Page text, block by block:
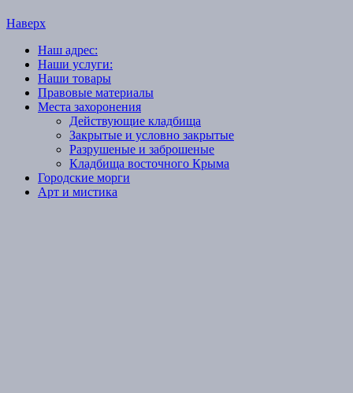
Наверх
Наш адрес:
Наши услуги:
Наши товары
Правовые материалы
Места захоронения
Действующие кладбища
Закрытые и условно закрытые
Разрушеные и заброшеные
Кладбища восточного Крыма
Городские морги
Арт и мистика